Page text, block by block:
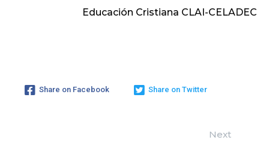
Educación Cristiana CLAI-CELADEC
Share on Facebook Share on Twitter
Next